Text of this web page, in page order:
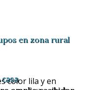
en zona rural
color lila y en